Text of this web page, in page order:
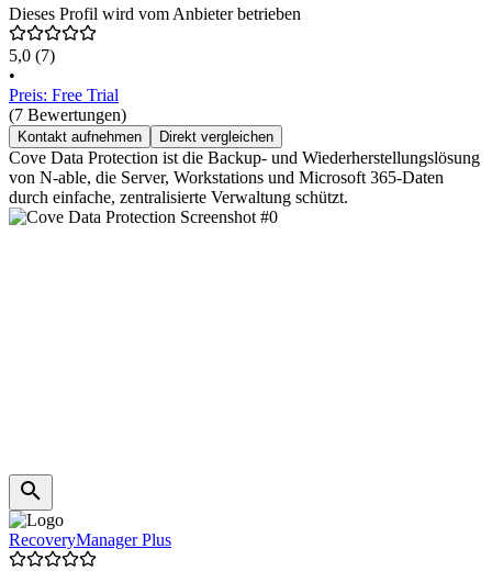
Dieses Profil wird vom Anbieter betrieben
5,0 (7)
•
Preis: Free Trial
(7 Bewertungen)
Kontakt aufnehmen Direkt vergleichen
Cove Data Protection ist die Backup- und Wiederherstellungslösung
von N-able, die Server, Workstations und Microsoft 365-Daten
durch einfache, zentralisierte Verwaltung schützt.
RecoveryManager Plus